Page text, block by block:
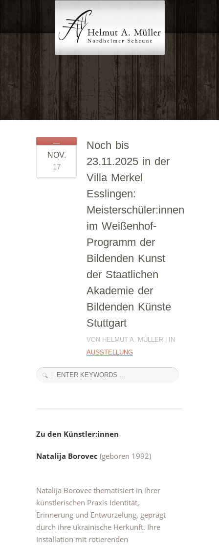
NOV.
17
Noch bis
23.11.2025 in der
Villa Merkel
Esslingen:
Meisterschüler:innen
im Weißenhof-
Programm der
Bildenden Kunst
der Staatlichen
Akademie der
Bildenden Künste
Stuttgart
VON HELMUT A. MÜLLER | IN
AUSSTELLUNG
Zu den Künstler:innen
Natalija Borovec (geboren 1992)
Natalija Borovec thematisiert in ihrer
künstlerischen Praxis Identität,
Erinnerung und Entwurzelung, geprägt
durch ihre ukrainische Herkunft. Ihre
Installation mit rotierenden